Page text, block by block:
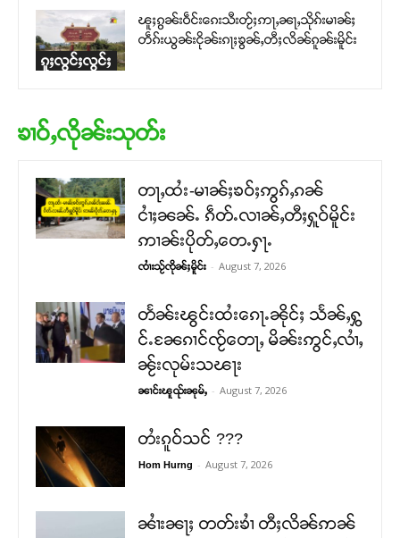
ၵူႈလွင်ႈလွင်ႈ
ၽူႈၵွၼ်းဝဵင်းၵေးသီးတႂ်ႈဢႃႇၼႃႇသိုၵ်းမၢၼ်ႈ
တဵၵ်းယွၼ်းငိုၼ်းၵႃႈၶွၼ်ႇတီႈလိၼ်ၵူၼ်းမိူင်း
ၶၢဝ်ႇလိုၼ်းသုတ်း
တႃႇထႆး-မၢၼ်ႈၶဝ်ႈဢွၵ်ႇၵၼ်
ငၢႆႈၼၼ်ႉ ၵဵတ်ႉလၢၼ်ႇတီႈႁူဝ်မိူင်း
ဢၢၼ်းပိုတ်ႇတေႉႁႃႉ
ၸၢႆးသႂ်ၸိုၼ်ႈမိူင်း - August 7, 2026
တႅၼ်းၽွင်းထႆးၵေႃႉၼိုင်ႈ သႅၼ်ႇႁွ
င်ႉၼႄၵၢင်ၸႂ်တေႃႇ မိၼ်းဢွင်ႇလၢႆႇ
ၼႂ်းလုမ်းသၽႃး
ၼၢင်းၽူၺ်းၼုမ်ႇ - August 7, 2026
တႆးၵူဝ်သင် ???
Hom Hurng - August 7, 2026
ၼၢႆးၼႃႈ တတ်းၶၢႆ တီႈလိၼ်ဢၼ်